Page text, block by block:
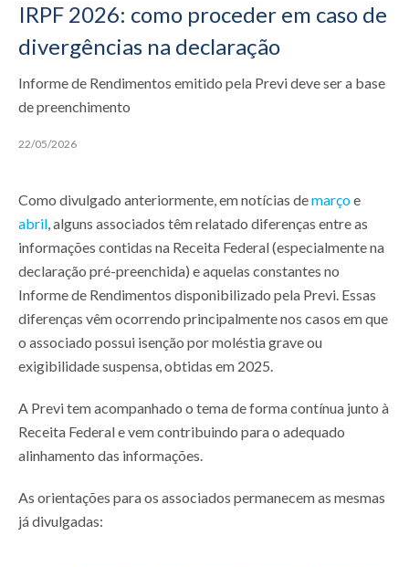
IRPF 2026: como proceder em caso de
divergências na declaração
Informe de Rendimentos emitido pela Previ deve ser a base
de preenchimento
22/05/2026
Como divulgado anteriormente, em notícias demarçoe
abril, alguns associados têm relatado diferenças entre as
informações contidas na Receita Federal (especialmente na
declaração pré-preenchida) e aquelas constantes no
Informe de Rendimentos disponibilizado pela Previ. Essas
diferenças vêm ocorrendo principalmente nos casos em que
o associado possui isenção por moléstia grave ou
exigibilidade suspensa, obtidas em 2025.
A Previ tem acompanhado o tema de forma contínua junto à
Receita Federal e vem contribuindo para o adequado
alinhamento das informações.
As orientações para os associados permanecem as mesmas
já divulgadas: